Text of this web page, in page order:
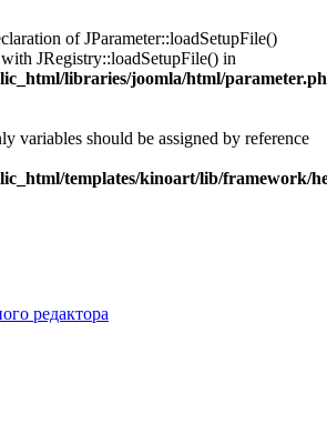
of JParameter::loadSetupFile()
JRegistry::loadSetupFile() in
libraries/joomla/html/
variables should be assigned by reference
templates/kinoart/lib/framework/
редактора